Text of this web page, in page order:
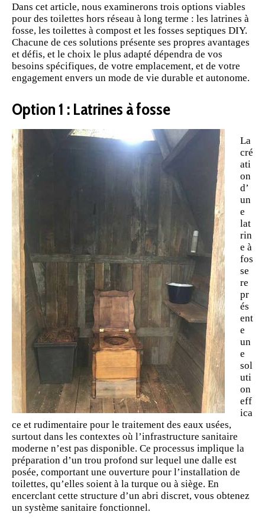
Dans cet article, nous examinerons trois options viables
pour des toilettes hors réseau à long terme : les latrines à
fosse, les toilettes à compost et les fosses septiques DIY.
Chacune de ces solutions présente ses propres avantages
et défis, et le choix le plus adapté dépendra de vos
besoins spécifiques, de votre emplacement, et de votre
engagement envers un mode de vie durable et autonome.
Option 1 : Latrines à fosse
La
cré
ati
on
d’
un
e
lat
rin
e à
fos
se
re
pr
és
ent
e
un
e
sol
uti
on
eff
ica
ce et rudimentaire pour le traitement des eaux usées,
surtout dans les contextes où l’infrastructure sanitaire
moderne n’est pas disponible. Ce processus implique la
préparation d’un trou profond sur lequel une dalle est
posée, comportant une ouverture pour l’installation de
toilettes, qu’elles soient à la turque ou à siège. En
encerclant cette structure d’un abri discret, vous obtenez
un système sanitaire fonctionnel.